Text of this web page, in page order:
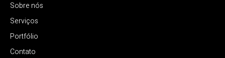
Sobre nós
Serviços
Portfólio
Contato